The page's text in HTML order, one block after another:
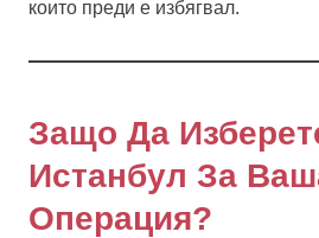
които преди е избягвал.
Защо Да
Истанбул За
Операция?